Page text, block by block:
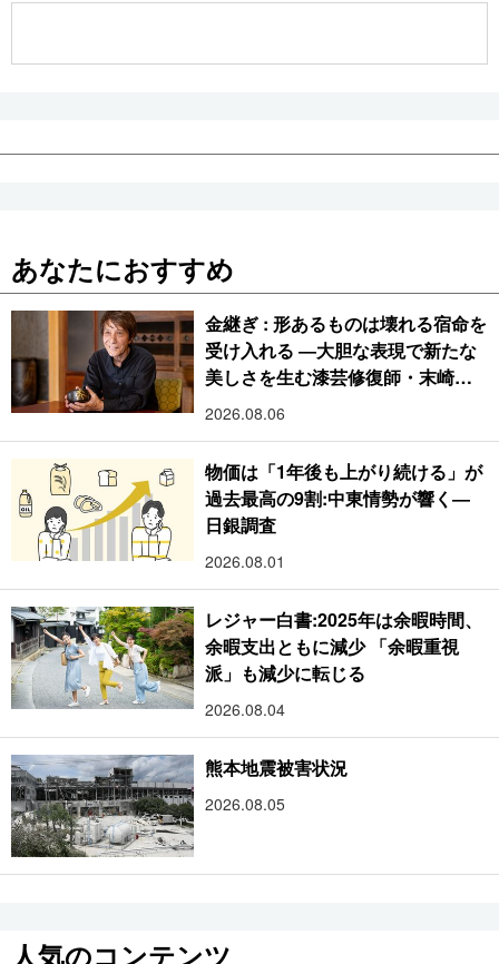
あなたにおすすめ
金継ぎ : 形あるものは壊れる宿命を
受け入れる ―大胆な表現で新たな
美しさを生む漆芸修復師・末崎広
樹
2026.08.06
物価は「1年後も上がり続ける」が
過去最高の9割:中東情勢が響く―
日銀調査
2026.08.01
レジャー白書:2025年は余暇時間、
余暇支出ともに減少 「余暇重視
派」も減少に転じる
2026.08.04
熊本地震被害状況
2026.08.05
人気のコンテンツ